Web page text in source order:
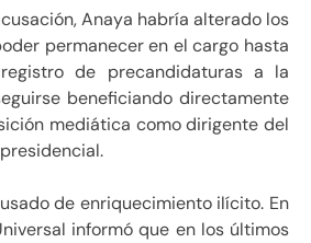
Anaya habría alterado los
permanecer en el cargo hasta
de precandidaturas a la
beneficiando directamente
mediática como dirigente del
de enriquecimiento ilícito. En
informó que en los últimos